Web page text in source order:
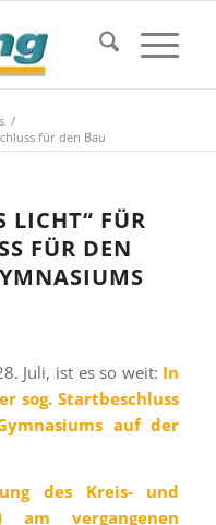
/
für den Bau
LICHT“ FÜR
FÜR DEN
Juli, ist es so weit: In
sog. Startbeschluss
auf der
des Kreis- und
am vergangenen